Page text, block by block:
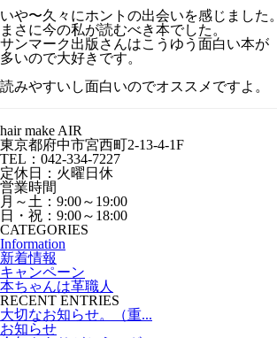
いや〜久々にホントの出会いを感じました。
まさに今の私が読むべき本でした。
サンマーク出版さんはこうゆう面白い本が
多いので大好きです。
読みやすいし面白いのでオススメですよ。
hair make AIR
東京都府中市宮西町2-13-4-1F
TEL：042-334-7227
定休日：火曜日休
営業時間
月～土：9:00～19:00
日・祝：9:00～18:00
CATEGORIES
Information
新着情報
キャンペーン
本ちゃんは革職人
RECENT ENTRIES
大切なお知らせ。（重...
お知らせ